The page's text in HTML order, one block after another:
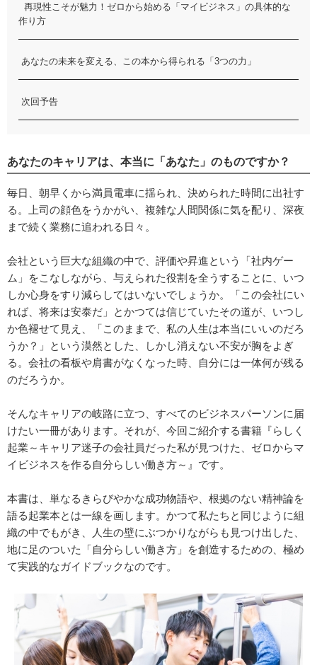
再現性こそが魅力！ゼロから始める「マイビジネス」の具体的な
作り方
あなたの未来を変える、この本から得られる「3つの力」
次回予告
あなたのキャリアは、本当に「あなた」のものですか？
毎日、朝早くから満員電車に揺られ、決められた時間に出社す
る。上司の顔色をうかがい、複雑な人間関係に気を配り、深夜
まで続く業務に追われる日々。
会社という巨大な組織の中で、評価や昇進という「社内ゲー
ム」をこなしながら、与えられた役割を全うすることに、いつ
しか心身をすり減らしてはいないでしょうか。「この会社にい
れば、将来は安泰だ」とかつては信じていたその道が、いつし
か色褪せて見え、「このままで、私の人生は本当にいいのだろ
うか？」という漠然とした、しかし消えない不安が胸をよぎ
る。会社の看板や肩書がなくなった時、自分には一体何が残る
のだろうか。
そんなキャリアの岐路に立つ、すべてのビジネスパーソンに届
けたい一冊があります。それが、今回ご紹介する書籍『らしく
起業～キャリア迷子の会社員だった私が見つけた、ゼロからマ
イビジネスを作る自分らしい働き方～』です。
本書は、単なるきらびやかな成功物語や、根拠のない精神論を
語る起業本とは一線を画します。かつて私たちと同じように組
織の中でもがき、人生の壁にぶつかりながらも見つけ出した、
地に足のついた「自分らしい働き方」を創造するための、極め
て実践的なガイドブックなのです。